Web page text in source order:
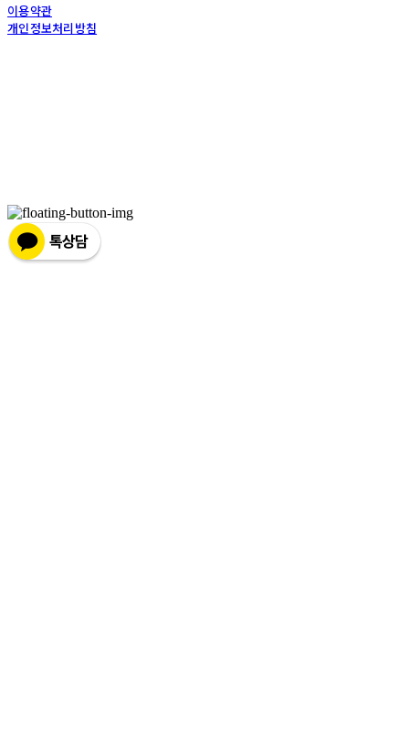
이용약관
개인정보처리방침